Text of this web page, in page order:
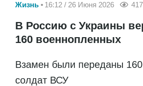
Жизнь 16:12 / 26 Июня 2026
В Россию с Украины
160 военнопленных
Взамен были переданы
солдат ВСУ